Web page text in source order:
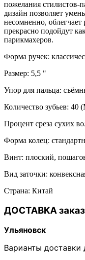
пожелания стилистов-
дизайн позволяет
несомненно,
прекрасно подойдут
парикмахеров.
Форма ручек:
Размер: 5,5 "
Упор для пальца:
Количество зубьев:
Процент среза сухих
Форма колец:
Винт: плоский,
Вид заточки:
Страна: Китай
ДОСТАВКА
Ульяновск
Варианты доставки